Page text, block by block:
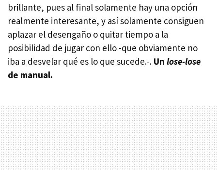
brillante, pues al final solamente hay una opción
realmente interesante, y así solamente consiguen
aplazar el desengaño o quitar tiempo a la
posibilidad de jugar con ello -que obviamente no
iba a desvelar qué es lo que sucede.-. Un lose-lose
de manual.